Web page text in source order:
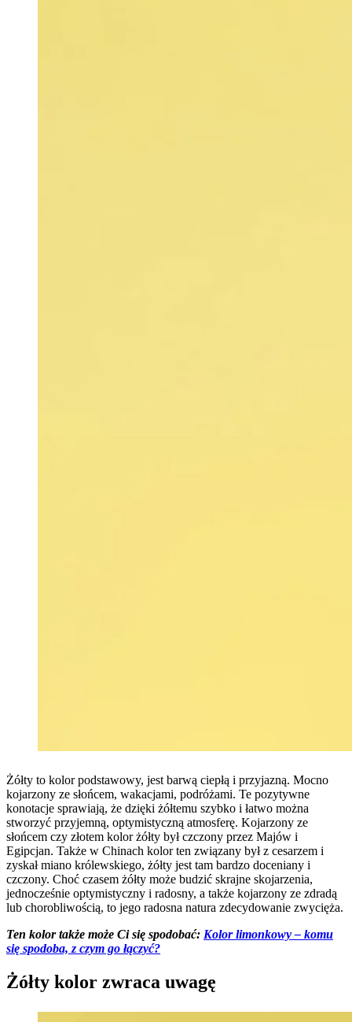
Żółty to kolor podstawowy, jest barwą ciepłą i przyjazną. Mocno
kojarzony ze słońcem, wakacjami, podróżami. Te pozytywne
konotacje sprawiają, że dzięki żółtemu szybko i łatwo można
stworzyć przyjemną, optymistyczną atmosferę. Kojarzony ze
słońcem czy złotem kolor żółty był czczony przez Majów i
Egipcjan. Także w Chinach kolor ten związany był z cesarzem i
zyskał miano królewskiego, żółty jest tam bardzo doceniany i
czczony. Choć czasem żółty może budzić skrajne skojarzenia,
jednocześnie optymistyczny i radosny, a także kojarzony ze zdradą
lub chorobliwością, to jego radosna natura zdecydowanie zwycięża.
Ten kolor także może Ci się spodobać: Kolor limonkowy – komu
się spodoba, z czym go łączyć?
Żółty kolor zwraca uwagę